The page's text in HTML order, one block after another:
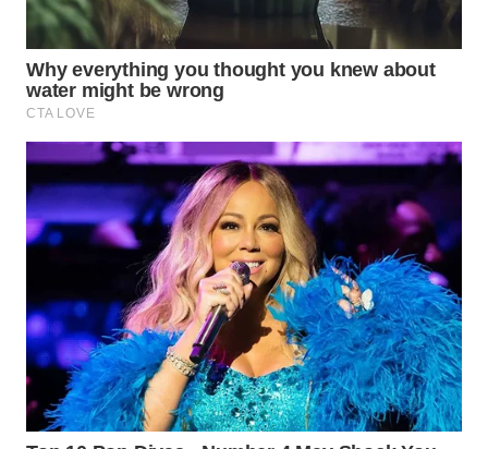
SERDANG
WN
TEBING
TINGGI
PAKPAK
WN
BEKASI
WN
BOGOR